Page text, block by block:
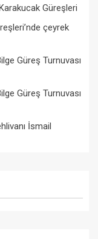
Güreşleri
çeyrek
Güreş Turnuvası
Güreş Turnuvası
İsmail